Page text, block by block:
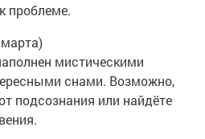
проблеме.
мистическими
снами. Возможно,
подсознания или найдёте